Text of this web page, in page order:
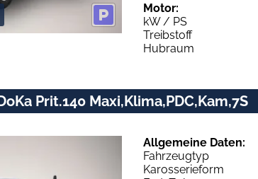
Motor:
kW / PS
Treibstoff
Hubraum
Prit.140 Maxi,Klima,PDC,Kam,7S
Allgemeine Daten:
Fahrzeugtyp
Karosserieform